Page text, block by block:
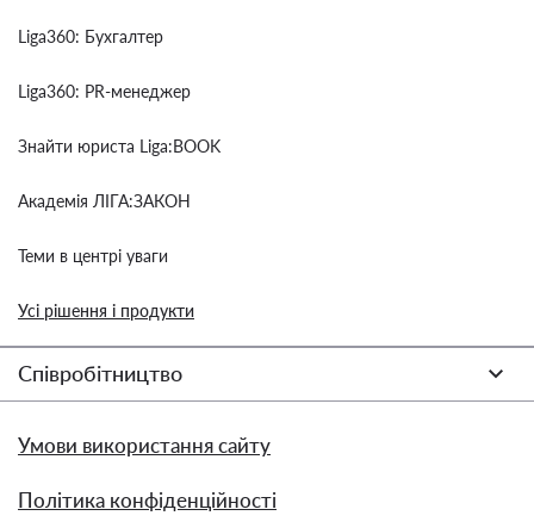
Liga360: Бухгалтер
Liga360: PR-менеджер
Знайти юриста Liga:BOOK
Академія ЛІГА:ЗАКОН
Теми в центрі уваги
Усі рішення і продукти
Співробітництво
Умови використання сайту
Політика конфіденційності